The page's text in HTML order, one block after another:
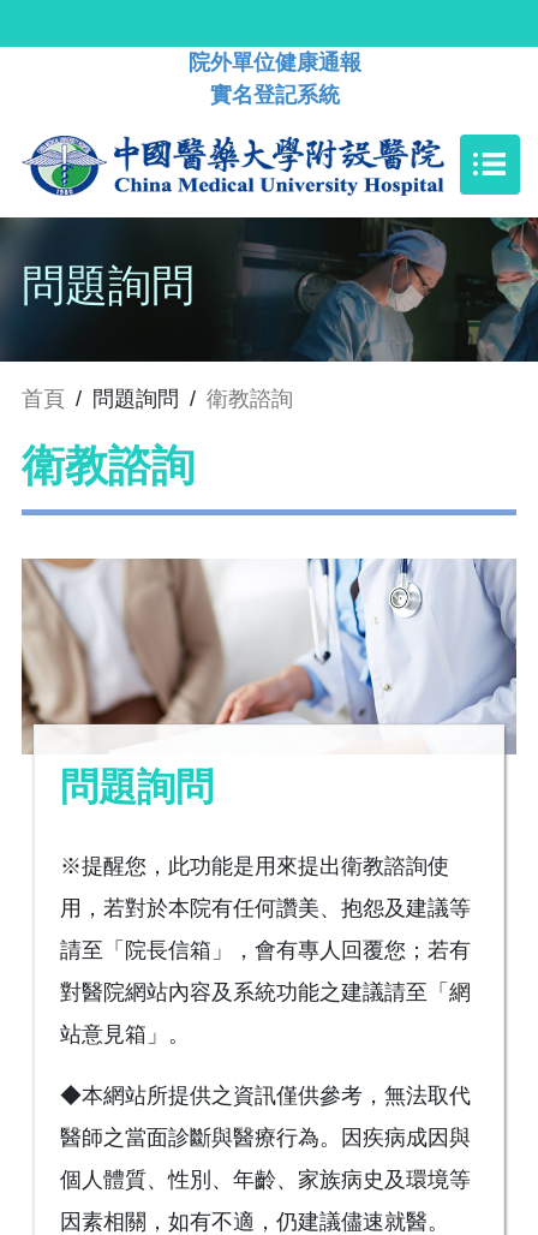
院外單位健康通報
實名登記系統
問題詢問
首頁 / 問題詢問 / 衛教諮詢
衛教諮詢
問題詢問
※提醒您，此功能是用來提出衛教諮詢使
用，若對於本院有任何讚美、抱怨及建議等
請至「院長信箱」，會有專人回覆您；若有
對醫院網站內容及系統功能之建議請至「網
站意見箱」。
◆本網站所提供之資訊僅供參考，無法取代
醫師之當面診斷與醫療行為。因疾病成因與
個人體質、性別、年齡、家族病史及環境等
因素相關，如有不適，仍建議儘速就醫。